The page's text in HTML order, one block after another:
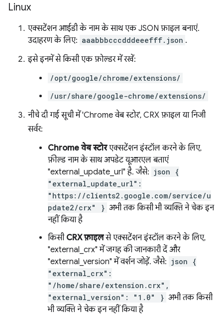
Linux
एक्सटेंशन आईडी के नाम के साथ एक JSON फ़ाइल बनाएं.
उदाहरण के लिए: aaabbbcccdddeeefff.json .
इसे इनमें से किसी एक फ़ोल्डर में रखें:
/opt/google/chrome/extensions/
/usr/share/google-chrome/extensions/
नीचे दी गई सूची में 'Chrome वेब स्टोर', CRX फ़ाइल या निजी
सर्वर:
Chrome वेब स्टोरएक्सटेंशन इंस्टॉल करने के लिए,
फ़ील्ड नाम के साथ अपडेट यूआरएल बताएं
"external_update_url" है. जैसे: json {
"external_update_url":
"https://clients2.google.com/service/u
pdate2/crx" } अभी तक किसी भी व्यक्ति ने चेक इन
नहीं किया है
किसी CRX फ़ाइलसे एक्सटेंशन इंस्टॉल करने के लिए,
"external_crx" में जगह की जानकारी दें और
"external_version" में वर्शन जोड़ें. जैसे: json {
"external_crx":
"/home/share/extension.crx",
"external_version": "1.0" } अभी तक किसी
भी व्यक्ति ने चेक इन नहीं किया है